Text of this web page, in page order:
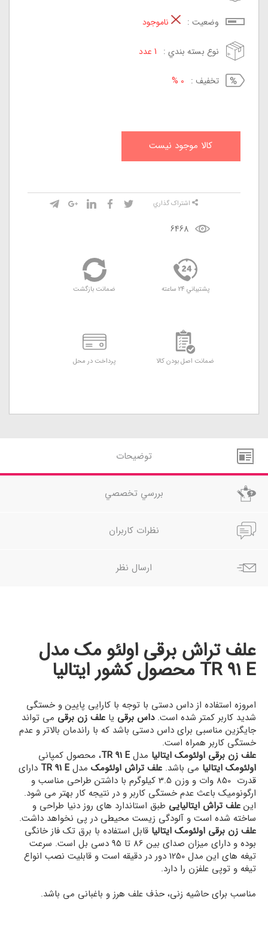
وضعيت : ناموجود
نوع بسته بندي : 1 عدد
تخفيف : 0 %
کالا موجود نيست
6468
اشتراک گذاري
پشتيباني 24 ساعته ضمانت بازگشت
ضمانت اصل بودن کالا پرداخت در محل
توضيحات
بررسي تخصصي
نظرات کاربران
ارسال نظر
علف تراش برقی اولئو مک مدل
TR 91 E محصول کشور ایتالیا
امروزه استفاده از داس دستی با توجه با کارایی پایین و خستگی
شدید کاربر کمتر شده است.داس برقی یا علف زن برقی می تواند
جایگزین مناسبی برای داس دستی باشد که با راندمان بالاتر و عدم
خستگی کاربر همراه است.
علف زن برقی اولئومک ایتالیا مدل TR 91 E، محصول کمپانی
اولئومک ایتالیا می باشد. علف تراش اولئومک مدل TR 91 E دارای
قدرت 850 وات و وزن 3.5 کیلوگرم با داشتن طراحی مناسب و
ارگونومیک باعث عدم خستگی کاربر و در نتیجه کار بهتر می شود.
این علف تراش ایتالیایی طبق استاندارد های روز دنیا طراحی و
ساخته شده است و آلودگی زیست محیطی در پی نخواهد داشت.
علف زن برقی اولئومک ایتالیا قابل استفاده با برق تک فاز خانگی
بوده و دارای میزان صدای بین 86 تا 95 دسی بل است. سرعت
تیغه های این مدل 1250 دور در دقیقه است و قابلیت نصب انواع
تیغه و توپی علفزن را دارد.
مناسب برای حاشیه زنی، حذف علف هرز و باغبانی می باشد.